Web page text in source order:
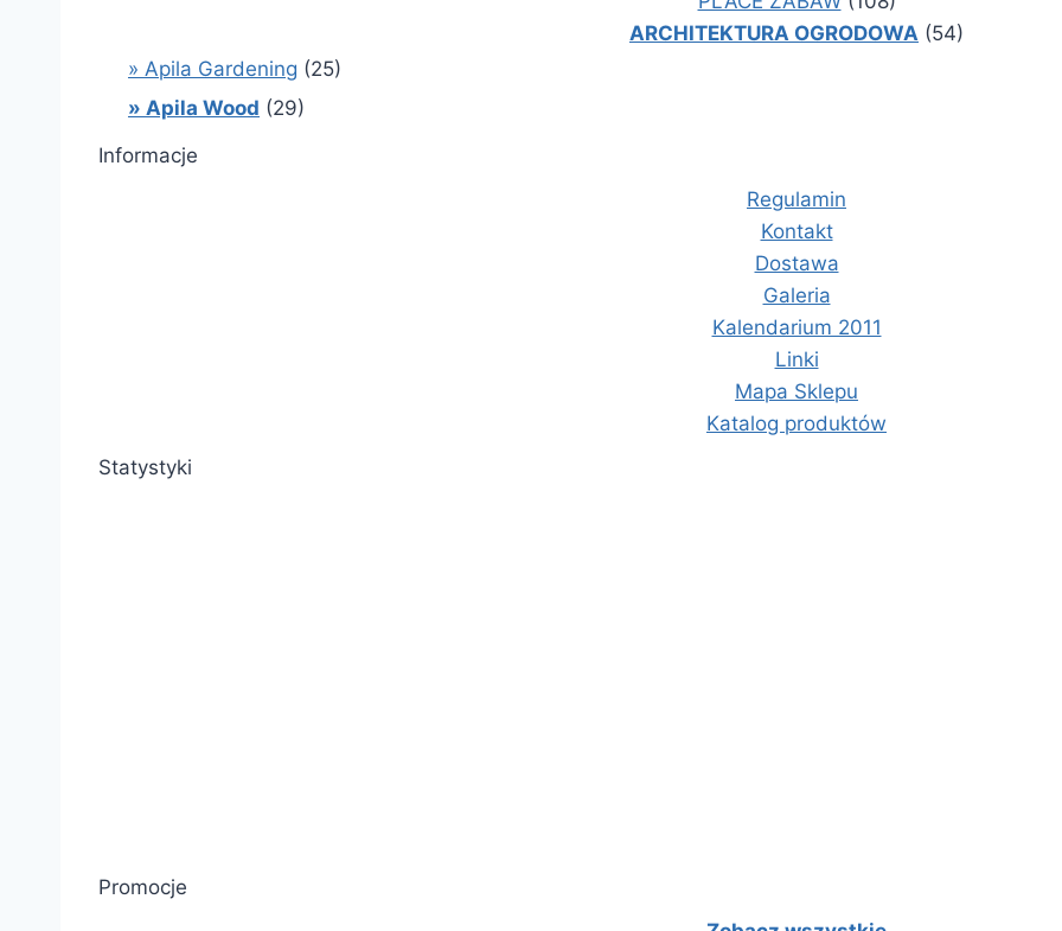
ARCHITEKTURA OGRODOWA (54)
» Apila Gardening (25)
» Apila Wood (29)
Informacje
Regulamin
Kontakt
Dostawa
Galeria
Kalendarium 2011
Linki
Mapa Sklepu
Katalog produktów
Statystyki
Promocje